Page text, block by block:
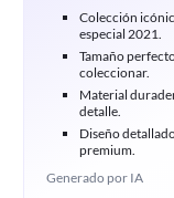
Colección
especial 2021.
Tamaño
coleccionar.
Material
detalle.
Diseño
premium.
Generado por IA